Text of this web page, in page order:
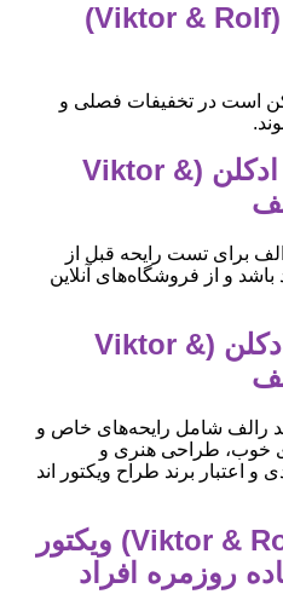
حراج عطر و ادکلن (Viktor & Rolf)
است در تخفیفات فصلی و
خرید دکانت عطر و ادکلن (Viktor &
برای تست رایحه قبل از
و از فروشگاه‌های آنلاین
خصوصیات عطر و ادکلن (Viktor &
رالف شامل رایحه‌های خاص و
خوب، طراحی هنری و
اعتبار برند طراح ویکتور اند
آیا عطر و ادکلن (Viktor & Rolf) ویکتور
روزمره افراد